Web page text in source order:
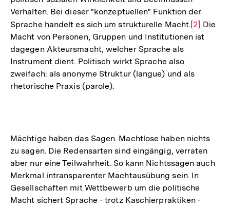
Verhalten. Bei dieser "konzeptuellen" Funktion der
Sprache handelt es sich um strukturelle Macht.Zur
Auflösung
[2] Die
Macht von Personen, Gruppen und Institutionen ist
dagegen Akteursmacht, welcher Sprache als
Instrument dient. Politisch wirkt Sprache also
zweifach: als anonyme Struktur (langue) und als
rhetorische Praxis (parole).
Mächtige haben das Sagen. Machtlose haben nichts
zu sagen. Die Redensarten sind eingängig, verraten
aber nur eine Teilwahrheit. So kann Nichtssagen auch
Merkmal intransparenter Machtausübung sein. In
Gesellschaften mit Wettbewerb um die politische
Macht sichert Sprache - trotz Kaschierpraktiken -